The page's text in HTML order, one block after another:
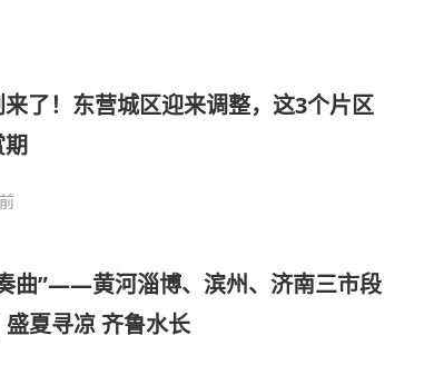
了！东营城区迎来调整，这3个片区
曲”——黄河淄博、滨州、济南三市段
夏寻凉 齐鲁水长